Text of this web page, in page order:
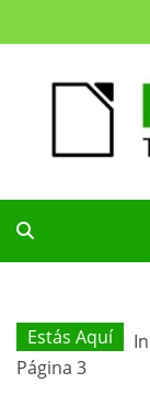
al
Estás Aquí
Página 3